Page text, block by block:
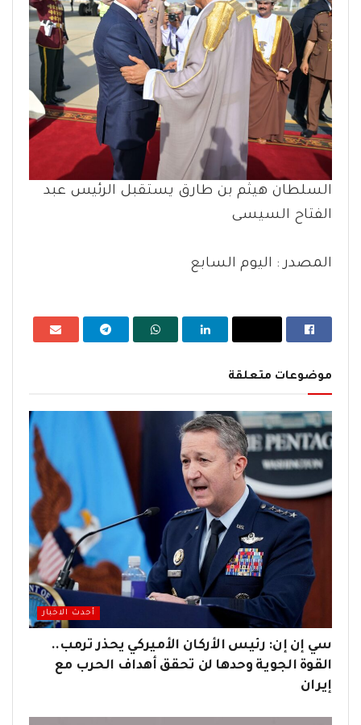
السلطان هيثم بن طارق يستقبل الرئيس عبد
الفتاح السيسى
المصدر : اليوم السابع
موضوعات متعلقة
أحدث الاخبار
سي إن إن: رئيس الأركان الأميركي يحذر ترمب..
القوة الجوية وحدها لن تحقق أهداف الحرب مع
إيران